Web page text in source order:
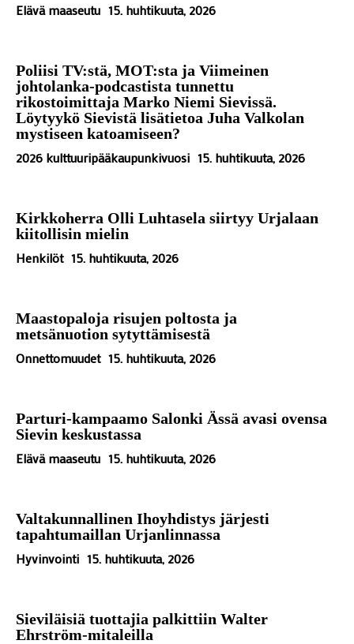
Elävä maaseutu 15. huhtikuuta, 2026
Poliisi TV:stä, MOT:sta ja Viimeinen
johtolanka-podcastista tunnettu
rikostoimittaja Marko Niemi Sievissä.
Löytyykö Sievistä lisätietoa Juha Valkolan
mystiseen katoamiseen?
2026 kulttuuripääkaupunkivuosi 15. huhtikuuta, 2026
Kirkkoherra Olli Luhtasela siirtyy Urjalaan
kiitollisin mielin
Henkilöt 15. huhtikuuta, 2026
Maastopaloja risujen poltosta ja
metsänuotion sytyttämisestä
Onnettomuudet 15. huhtikuuta, 2026
Parturi-kampaamo Salonki Ässä avasi ovensa
Sievin keskustassa
Elävä maaseutu 15. huhtikuuta, 2026
Valtakunnallinen Ihoyhdistys järjesti
tapahtumaillan Urjanlinnassa
Hyvinvointi 15. huhtikuuta, 2026
Sieviläisiä tuottajia palkittiin Walter
Ehrström-mitaleilla